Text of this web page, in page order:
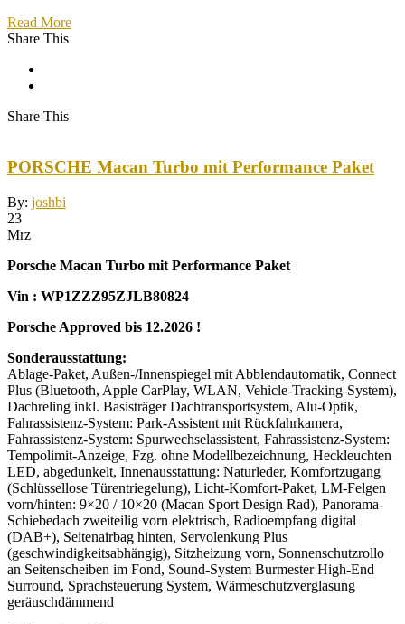
Read More
Share This
Share This
PORSCHE Macan Turbo mit Performance Paket
By: joshbi
23
Mrz
Porsche Macan Turbo mit Performance Paket
Vin : WP1ZZZ95ZJLB80824
Porsche Approved bis 12.2026 !
Sonderausstattung:
Ablage-Paket, Außen-/Innenspiegel mit Abblendautomatik, Connect
Plus (Bluetooth, Apple CarPlay, WLAN, Vehicle-Tracking-System),
Dachreling inkl. Basisträger Dachtransportsystem, Alu-Optik,
Fahrassistenz-System: Park-Assistent mit Rückfahrkamera,
Fahrassistenz-System: Spurwechselassistent, Fahrassistenz-System:
Tempolimit-Anzeige, Fzg. ohne Modellbezeichnung, Heckleuchten
LED, abgedunkelt, Innenausstattung: Naturleder, Komfortzugang
(Schlüssellose Türentriegelung), Licht-Komfort-Paket, LM-Felgen
vorn/hinten: 9×20 / 10×20 (Macan Sport Design Rad), Panorama-
Schiebedach zweiteilig vorn elektrisch, Radioempfang digital
(DAB+), Seitenairbag hinten, Servolenkung Plus
(geschwindigkeitsabhängig), Sitzheizung vorn, Sonnenschutzrollo
an Seitenscheiben im Fond, Sound-System Burmester High-End
Surround, Sprachsteuerung System, Wärmeschutzverglasung
geräuschdämmend